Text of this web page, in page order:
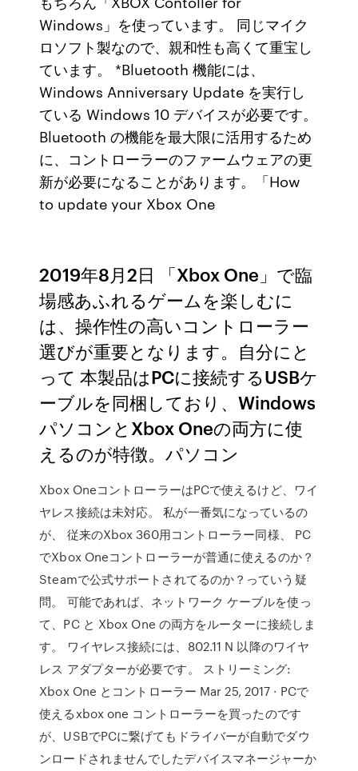
Windows」を使っています。 同じマイク
ロソフト製なので、親和性も高くて重宝し
ています。 *Bluetooth 機能には、
Windows Anniversary Update を実行し
ている Windows 10 デバイスが必要です。
Bluetooth の機能を最大限に活用するため
に、コントローラーのファームウェアの更
新が必要になることがあります。「How
to update your Xbox One
2019年8月2日 「Xbox One」で臨
場感あふれるゲームを楽しむに
は、操作性の高いコントローラー
選びが重要となります。自分にと
って 本製品はPCに接続するUSBケ
ーブルを同梱しており、Windows
パソコンとXbox Oneの両方に使
えるのが特徴。パソコン
Xbox OneコントローラーはPCで使えるけど、ワイ
ヤレス接続は未対応。 私が一番気になっているの
が、 従来のXbox 360用コントローラー同様、 PC
でXbox Oneコントローラーが普通に使えるのか？
Steamで公式サポートされてるのか？っていう疑
問。 可能であれば、ネットワーク ケーブルを使っ
て、PC と Xbox One の両方をルーターに接続しま
す。 ワイヤレス接続には、802.11 N 以降のワイヤ
レス アダプターが必要です。 ストリーミング:
Xbox One とコントローラー Mar 25, 2017 · PCで
使えるxbox one コントローラーを買ったのです
が、USBでPCに繋げてもドライバーが自動でダウ
ンロードされませんでしたデバイスマネージャーか